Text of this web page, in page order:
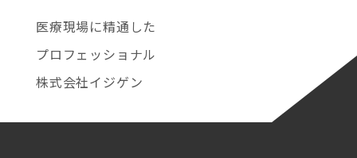
医療現場に精通した
プロフェッショナル
株式会社イジゲン